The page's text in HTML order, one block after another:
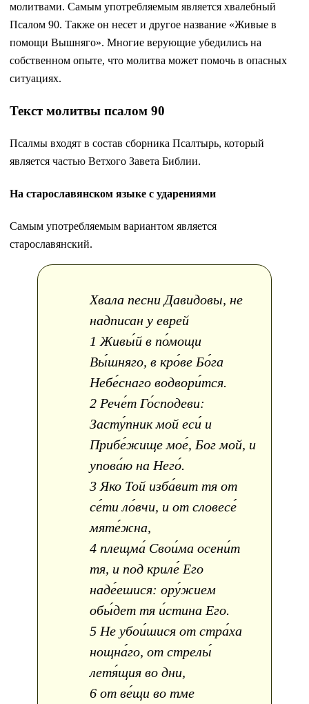
молитвами. Самым употребляемым является хвалебный
Псалом 90. Также он несет и другое название «Живые в
помощи Вышняго». Многие верующие убедились на
собственном опыте, что молитва может помочь в опасных
ситуациях.
Текст молитвы псалом 90
Псалмы входят в состав сборника Псалтырь, который
является частью Ветхого Завета Библии.
На старославянском языке с ударениями
Самым употребляемым вариантом является
старославянский.
Хвала песни Давидовы, не
надписан у еврей
1 Живы́й в по́мощи
Вы́шняго, в кро́ве Бо́га
Небе́снаго водвори́тся.
2 Рече́т Го́сподеви:
Засту́пник мой еси́ и
Прибе́жище мое́, Бог мой, и
упова́ю на Него́.
3 Яко Той изба́вит тя от
се́ти ло́вчи, и от словесе́
мяте́жна,
4 плещма́ Свои́ма осени́т
тя, и под криле́ Его
наде́ешися: ору́жием
обы́дет тя и́стина Его.
5 Не убои́шися от стра́ха
нощна́го, от стрелы́
летя́щия во дни,
6 от ве́щи во тме